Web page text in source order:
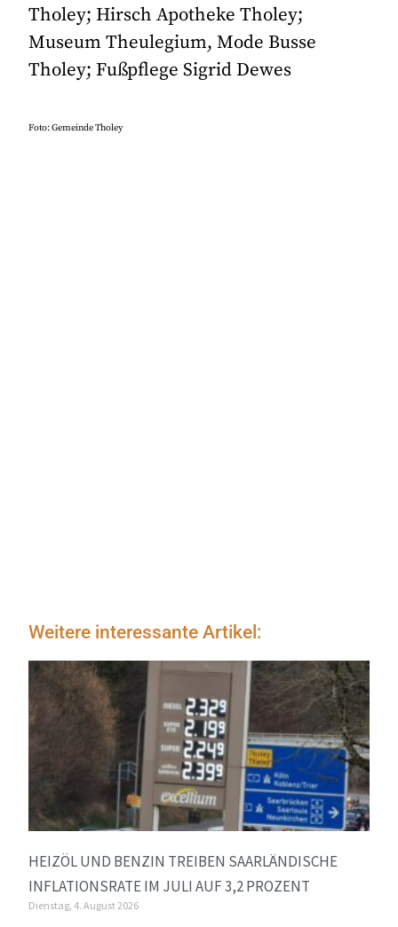
Tholey; Hirsch Apotheke Tholey;
Museum Theulegium, Mode Busse
Tholey; Fußpflege Sigrid Dewes
Foto: Gemeinde Tholey
Weitere interessante Artikel:
HEIZÖL UND BENZIN TREIBEN SAARLÄNDISCHE
INFLATIONSRATE IM JULI AUF 3,2 PROZENT
Dienstag, 4. August 2026